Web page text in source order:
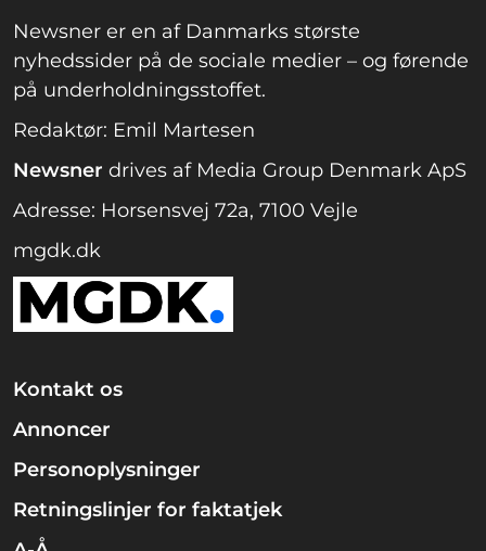
Newsner er en af Danmarks største
nyhedssider på de sociale medier – og førende
på underholdningsstoffet.
Redaktør: Emil Martesen
Newsner drives af Media Group Denmark ApS
Adresse: Horsensvej 72a, 7100 Vejle
mgdk.dk
Kontakt os
Annoncer
Personoplysninger
Retningslinjer for faktatjek